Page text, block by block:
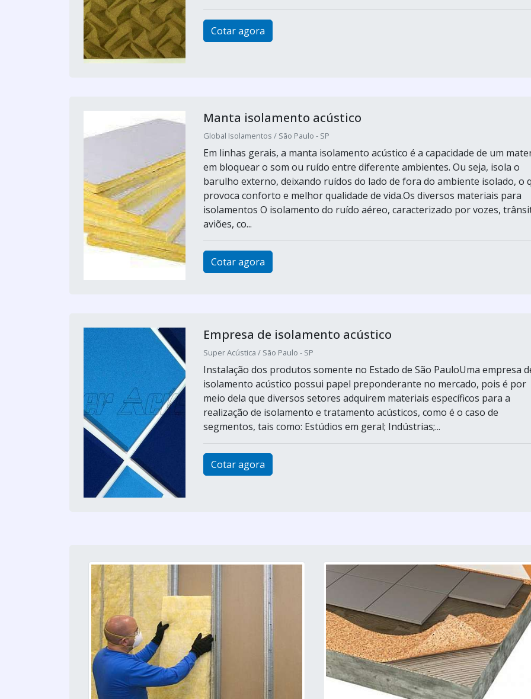
Cotar agora
Manta isolamento acústico
Global Isolamentos / São Paulo - SP
Em linhas gerais, a manta isolamento acústico é a capacidade de um
em bloquear o som ou ruído entre diferente ambientes. Ou seja, isola o
barulho externo, deixando ruídos do lado de fora do ambiente isolado, o
provoca conforto e melhor qualidade de vida.Os diversos materiais para
isolamentos O isolamento do ruído aéreo, caracterizado por vozes,
aviões, co...
Cotar agora
Empresa de isolamento acústico
Super Acústica / São Paulo - SP
Instalação dos produtos somente no Estado de São PauloUma empresa
isolamento acústico possui papel preponderante no mercado, pois é por
meio dela que diversos setores adquirem materiais específicos para a
realização de isolamento e tratamento acústicos, como é o caso de
segmentos, tais como: Estúdios em geral; Indústrias;...
Cotar agora